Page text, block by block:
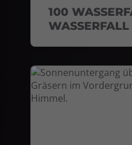
100
WASSERFALL